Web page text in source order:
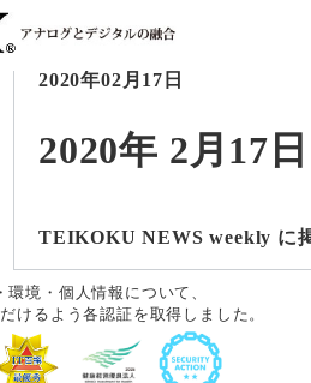
2020年02月17日
2020年 2月17日
TEIKOKU NEWS weekly に
境・個人情報について、
けるよう各認証を取得しました。